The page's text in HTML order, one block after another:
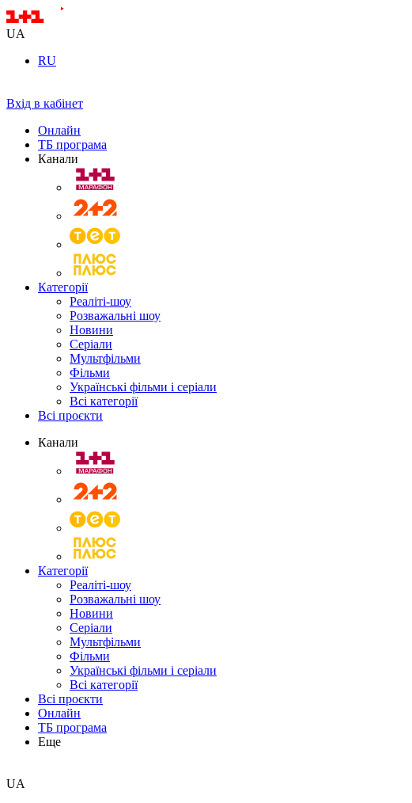
UA
RU
Вхід в кабінет
Онлайн
ТБ програма
Канали
Категорії
Реаліті-шоу
Розважальні шоу
Новини
Серіали
Мультфільми
Фільми
Українські фільми і серіали
Всі категорії
Всі проєкти
Канали
Категорії
Реаліті-шоу
Розважальні шоу
Новини
Серіали
Мультфільми
Фільми
Українські фільми і серіали
Всі категорії
Всі проєкти
Онлайн
ТБ програма
Еще
UA